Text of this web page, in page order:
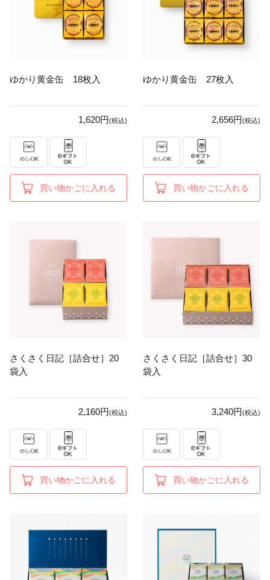
ゆかり黄金缶 18枚入
1,620円(税込)
買い物かごに入れる
ゆかり黄金缶 27枚入
2,656円(税込)
買い物かごに入れる
さくさく日記［詰合せ］20
袋入
2,160円(税込)
買い物かごに入れる
さくさく日記［詰合せ］30
袋入
3,240円(税込)
買い物かごに入れる